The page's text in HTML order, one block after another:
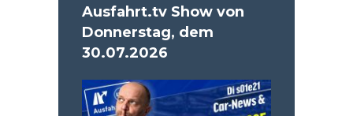
Ausfahrt.tv Show von
Donnerstag, dem
30.07.2026